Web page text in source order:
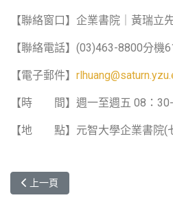
【聯絡窗口】企業書院｜黃瑞立
【聯絡電話】(03)463-8800分機
【電子郵件】
【時 間】週一至週五 08：
【地 點】元智大學企業書院(
上一篇文章: 【活動公告】元智大
上一頁